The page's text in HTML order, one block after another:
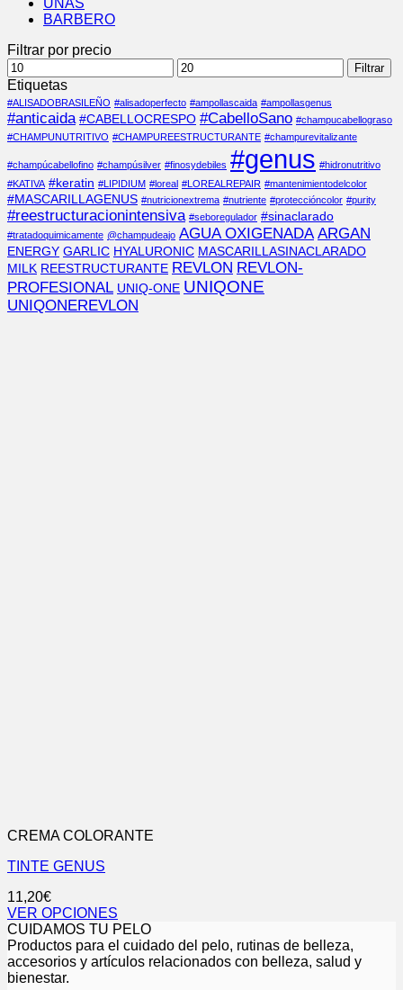
UÑAS
BARBERO
Filtrar por precio
Precio
mínimo
Precio
máximo
Filtrar
Etiquetas
#ALISADOBRASILEÑO #alisadoperfecto #ampollascaida #ampollasgenus
#anticaida #CABELLOCRESPO #CabelloSano #champucabellograso
#CHAMPUNUTRITIVO #CHAMPUREESTRUCTURANTE #champurevitalizante
#champúcabellofino #champúsilver #finosydebiles #genus #hidronutritivo
#KATIVA #keratin #LIPIDIUM #loreal #LOREALREPAIR #mantenimientodelcolor
#MASCARILLAGENUS #nutricionextrema #nutriente #proteccióncolor #purity
#reestructuracionintensiva #seboregulador #sinaclarado
#tratadoquimicamente @champudeajo AGUA OXIGENADA ARGAN
ENERGY GARLIC HYALURONIC MASCARILLASINACLARADO
MILK REESTRUCTURANTE REVLON REVLON-
PROFESIONAL UNIQ-ONE UNIQONE
UNIQONEREVLON
CREMA COLORANTE
TINTE GENUS
11,20€
VER OPCIONES
Este
producto
tiene
múltiples
CUIDAMOS TU PELO
Productos para el cuidado del pelo, rutinas de belleza,
accesorios y artículos relacionados con belleza, salud y
bienestar.